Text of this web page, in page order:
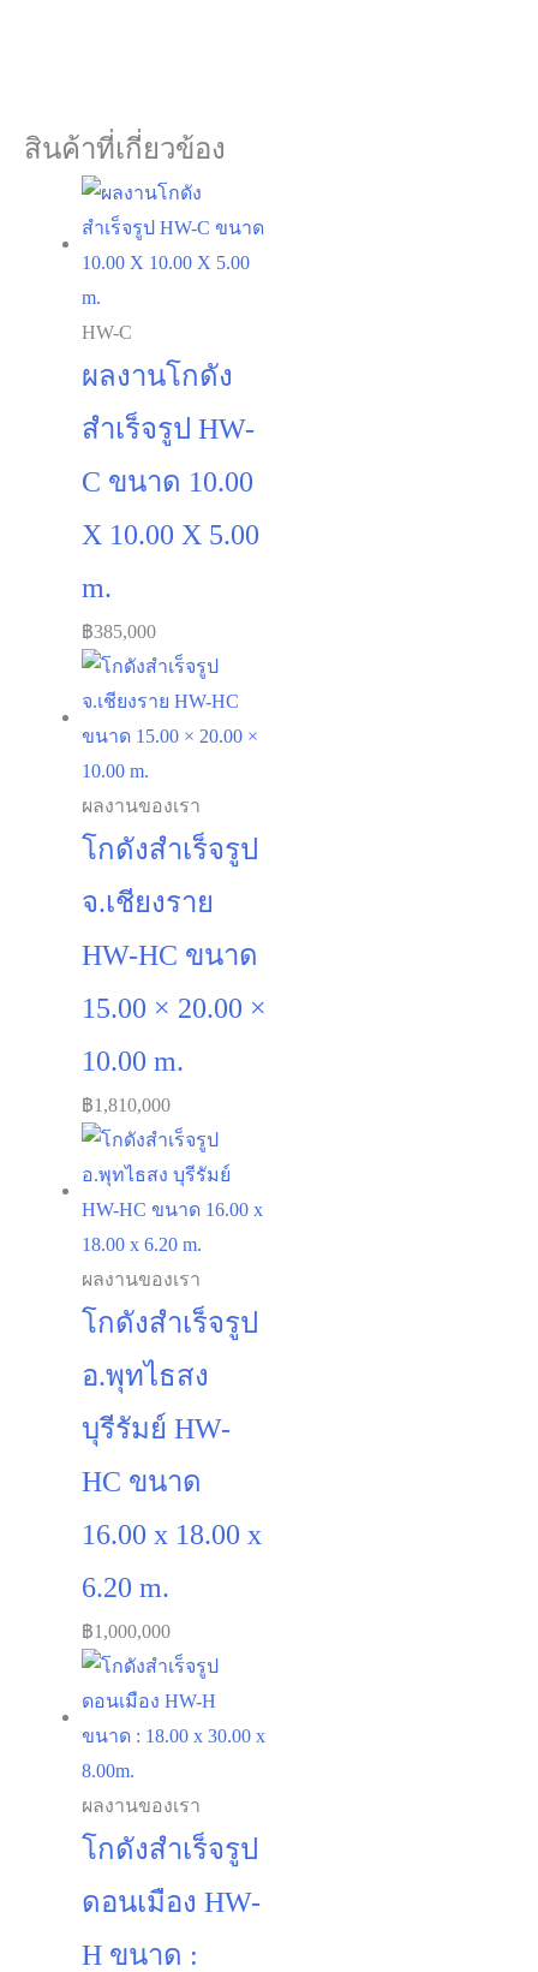
สินค้าที่เกี่ยวข้อง
HW-C
ผลงานโกดัง
สำเร็จรูป HW-
C ขนาด 10.00
X 10.00 X 5.00
m.
฿385,000
ผลงานของเรา
โกดังสำเร็จรูป
จ.เชียงราย
HW-HC ขนาด
15.00 × 20.00 ×
10.00 m.
฿1,810,000
ผลงานของเรา
โกดังสำเร็จรูป
อ.พุทไธสง
บุรีรัมย์ HW-
HC ขนาด
16.00 x 18.00 x
6.20 m.
฿1,000,000
ผลงานของเรา
โกดังสำเร็จรูป
ดอนเมือง HW-
H ขนาด :